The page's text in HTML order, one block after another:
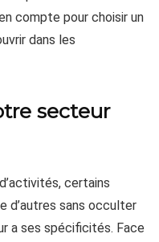
compte pour choisir un
dans les
secteur
certains
d’autres sans occulter
a ses spécificités. Face